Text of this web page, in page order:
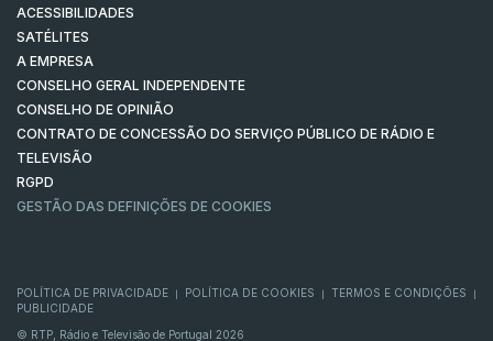
ACESSIBILIDADES
SATÉLITES
A EMPRESA
CONSELHO GERAL INDEPENDENTE
CONSELHO DE OPINIÃO
CONTRATO DE CONCESSÃO DO SERVIÇO PÚBLICO DE RÁDIO E
TELEVISÃO
RGPD
GESTÃO DAS DEFINIÇÕES DE COOKIES
POLÍTICA DE PRIVACIDADE POLÍTICA DE COOKIES TERMOS E CONDIÇÕES
PUBLICIDADE
© RTP, Rádio e Televisão de Portugal 2026